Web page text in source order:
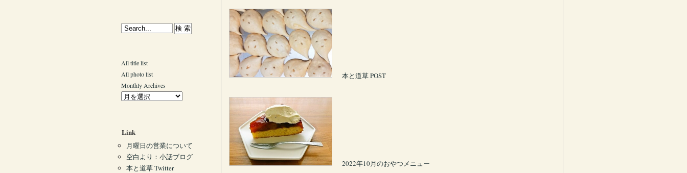
本と道草 POST
2022年10月のおやつメニュー
All title list
All photo list
Monthly Archives
Link
月曜日の営業について
空白より：小話ブログ
本と道草 Twitter